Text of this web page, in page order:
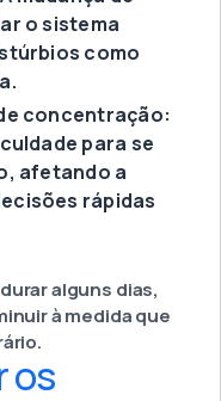
o sistema
como
concentração:
para se
afetando a
rápidas
alguns dias,
à medida que
os